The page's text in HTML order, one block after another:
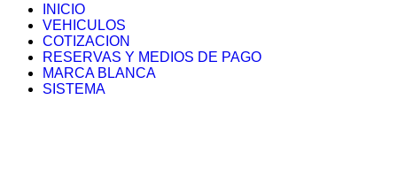
INICIO
VEHICULOS
COTIZACION
RESERVAS Y MEDIOS DE PAGO
MARCA BLANCA
SISTEMA